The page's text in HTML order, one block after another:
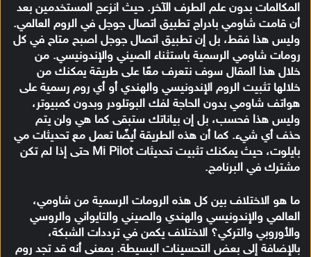
المكالمات بدون علم الطرف الآخر. حيث انزعج المستخدمين بعد
أن قامت شاومي بادراج تطبيق اتصال جوجل في الروم العالمي.
وليس هذا فقط، بل إن تطبيق اتصال جوجل اصبح متاح في كل
رومات شاومي الرسمية باستثناء الصيني والإندونيسي. من
خلال هذا المقال سوف نتعرف معًا على طريقة يمكنك من
خلالها تثبيت الروم الإندونيسي والهندي أو أي روم رسمية على
هواتف شاومي بدون الحاجة لفك البوتلودر وبدون كمبيوتر،
وليس هذا فحسب، بل إن بياناتك ستبقى كما هي ولن يتم
حذف أي شيء. كما أن هذه الطريقة أيضًا تعمل مع تحديثات مي
بايلوت، حيث يمكنك تثبيت تحديثات Mi Pilot حتى إذا لم تكن
مشترك في البرنامج.
ما هو الاختلاف بين كل هذه الرومات الرسمية من شاومي،
العالمي والإندونيسي والهندي والصيني والتايواني والروسي
والأوروبي والتركي؟ الاختلاف يكمن في ترددات الشبكة،
بالإضافة إلى بعض التحسينات البسيطة. بمعنى أنه قد تجد روم